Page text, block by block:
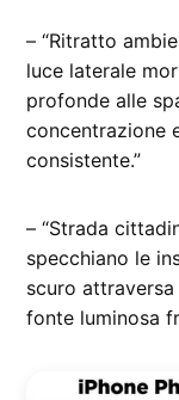
– “Ritratto
luce laterale
profonde alle
concentrazione
consistente.”
– “Strada
specchiano le
scuro
fonte luminosa